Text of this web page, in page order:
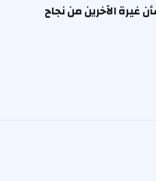
غيرة الآخرين من نجاح